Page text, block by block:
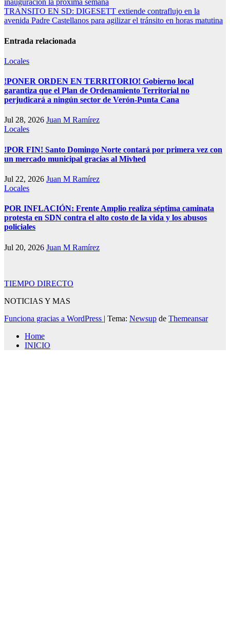
entradas
inauguración la próxima semana
TRANSITO EN SD: DIGESETT extiende contraflujo en la
avenida Padre Castellanos para agilizar el tránsito en horas matutina
Entrada relacionada
Locales
!PONER ORDEN EN TERRITORIO! Gobierno local
garantiza que el Plan de Ordenamiento Territorial no
perjudicará a ningún sector de Verón-Punta Cana
Jul 28, 2026 Juan M Ramírez
Locales
!POR FIN! Santo Domingo Norte contará por primera vez con
un mercado municipal gracias al Mivhed
Jul 22, 2026 Juan M Ramírez
Locales
POR INFLACIÓN: Frente Amplio realiza séptima caminata
protesta en SDN contra el alto costo de la vida y los abusos
policiales
Jul 20, 2026 Juan M Ramírez
TIEMPO DIRECTO
NOTICIAS Y MAS
Funciona gracias a WordPress | Tema: Newsup de Themeansar
Home
INICIO